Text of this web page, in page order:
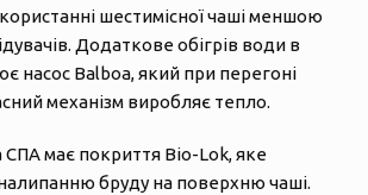
шестимісної чаші меншою
Додаткове обігрів води в
насос Balboa, який при перегоні
механізм виробляє тепло.
має покриття Bio-Lok, яке
бруду на поверхню чаші.